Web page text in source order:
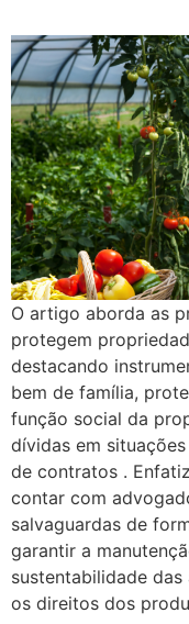
O artigo aborda as
protegem
destacando
bem de família,
função social da
dívidas em
de contratos .
contar com
salvaguardas de
garantir a
sustentabilidade
os direitos dos